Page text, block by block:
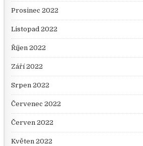
Prosinec 2022
Listopad 2022
Říjen 2022
Září 2022
Srpen 2022
Červenec 2022
Červen 2022
Květen 2022